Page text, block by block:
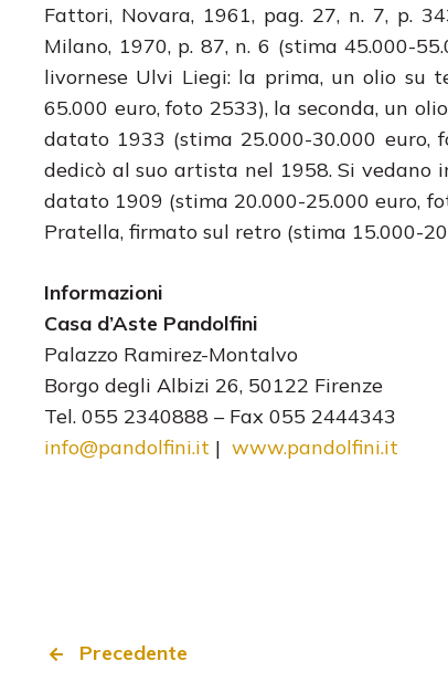
Fattori, Novara, 1961, pag. 27, n. 7, p.
Milano, 1970, p. 87, n. 6 (stima 45.000-
livornese Ulvi Liegi: la prima, un olio su
65.000 euro, foto 2533), la seconda, un
datato 1933 (stima 25.000-30.000 euro,
dedicò al suo artista nel 1958. Si vedano
datato 1909 (stima 20.000-25.000 euro,
Pratella, firmato sul retro (stima 15.000-
Informazioni
Casa d’Aste Pandolfini
Palazzo Ramirez-Montalvo
Borgo degli Albizi 26, 50122 Firenze
Tel. 055 2340888 – Fax 055 2444343
info@pandolfini.it | www.pandolfini.it
Precedente